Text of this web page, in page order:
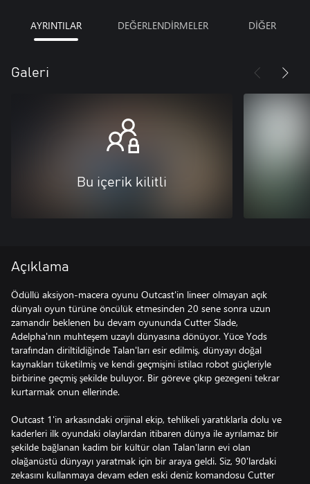
AYRINTILAR DEĞERLENDİRMELER DİĞER
Galeri
Bu içerik kilitli
Açıklama
Ödüllü aksiyon-macera oyunu Outcast'in lineer olmayan açık
dünyalı oyun türüne öncülük etmesinden 20 sene sonra uzun
zamandır beklenen bu devam oyununda Cutter Slade,
Adelpha'nın muhteşem uzaylı dünyasına dönüyor. Yüce Yods
tarafından diriltildiğinde Talan'ları esir edilmiş, dünyayı doğal
kaynakları tüketilmiş ve kendi geçmişini istilacı robot güçleriyle
birbirine geçmiş şekilde buluyor. Bir göreve çıkıp gezegeni tekrar
kurtarmak onun ellerinde.
Outcast 1'in arkasındaki orijinal ekip, tehlikeli yaratıklarla dolu ve
kaderleri ilk oyundaki olaylardan itibaren dünya ile ayrılamaz bir
şekilde bağlanan kadim bir kültür olan Talan'ların evi olan
olağanüstü dünyayı yaratmak için bir araya geldi. Siz, 90'lardaki
zekasını kullanmaya devam eden eski deniz komandosu Cutter